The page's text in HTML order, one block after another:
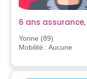
6 ans
Yonne (89)
Mobilité : Aucune